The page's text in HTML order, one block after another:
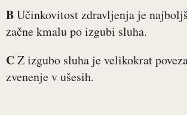
BUčinkovitost zdravljenja je
začne kmalu po izgubi sluha.
CZ izgubo sluha je velikokrat
zvenenje v ušesih.